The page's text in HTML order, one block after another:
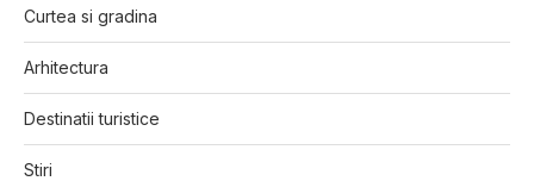
Curtea si gradina
Arhitectura
Destinatii turistice
Stiri